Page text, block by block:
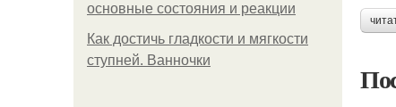
основные состояния и реакции
Как достичь гладкости и мягкости
ступней. Ванночки